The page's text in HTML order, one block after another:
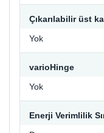
Çıkarılabilir üst
Yok
varioHinge
Yok
Enerji Verimlilik